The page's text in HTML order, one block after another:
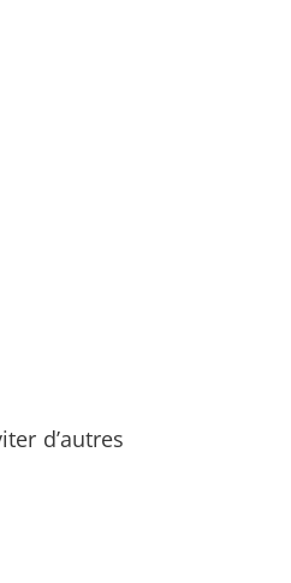
d’autres